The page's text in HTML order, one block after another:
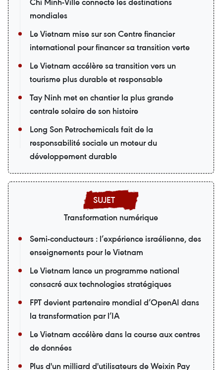
mondiales
Le Vietnam mise sur son Centre financier
international pour financer sa transition verte
Le Vietnam accélère sa transition vers un
tourisme plus durable et responsable
Tay Ninh met en chantier la plus grande
centrale solaire de son histoire
Long Son Petrochemicals fait de la
responsabilité sociale un moteur du
développement durable
Transformation numérique
Semi-conducteurs : l’expérience israélienne, des
enseignements pour le Vietnam
Le Vietnam lance un programme national
consacré aux technologies stratégiques
FPT devient partenaire mondial d’OpenAI dans
la transformation par l’IA
Le Vietnam accélère dans la course aux centres
de données
Plus d'un milliard d'utilisateurs de Weixin Pay